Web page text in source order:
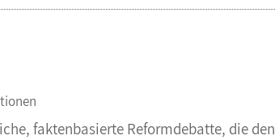
faktenbasierte Reformdebatte, die den